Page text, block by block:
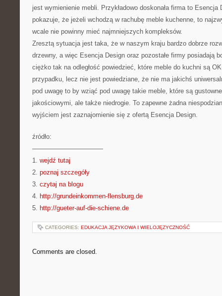
jest wymienienie mebli. Przykładowo doskonała firma to Esencja
pokazuje, że jeżeli wchodzą w rachubę meble kuchenne, to
wcale nie powinny mieć najmniejszych kompleksów.
Zresztą sytuacja jest taka, że w naszym kraju bardzo dobrze
drzewny, a więc Esencja Design oraz pozostałe firmy posiadają
ciężko tak na odległość powiedzieć, które meble do kuchni są
przypadku, lecz nie jest powiedziane, że nie ma jakichś
pod uwagę to by wziąć pod uwagę takie meble, które są
jakościowymi, ale także niedrogie. To zapewne żadna
wyjściem jest zaznajomienie się z ofertą Esencja Design.
źródło:
———————————
1. wejdź tutaj
2. poznaj szczegóły
3. czytaj na blogu
4. http://grundeinkommen-flensburg.de
5. http://gueter-auf-die-schiene.de
CATEGORIES: EDUKACJA JĘZYKOWA I WIELOJĘZYCZNOŚĆ
Comments are closed.